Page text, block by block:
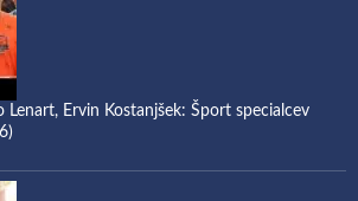
Lenart, Ervin Kostanjšek: Šport specialcev